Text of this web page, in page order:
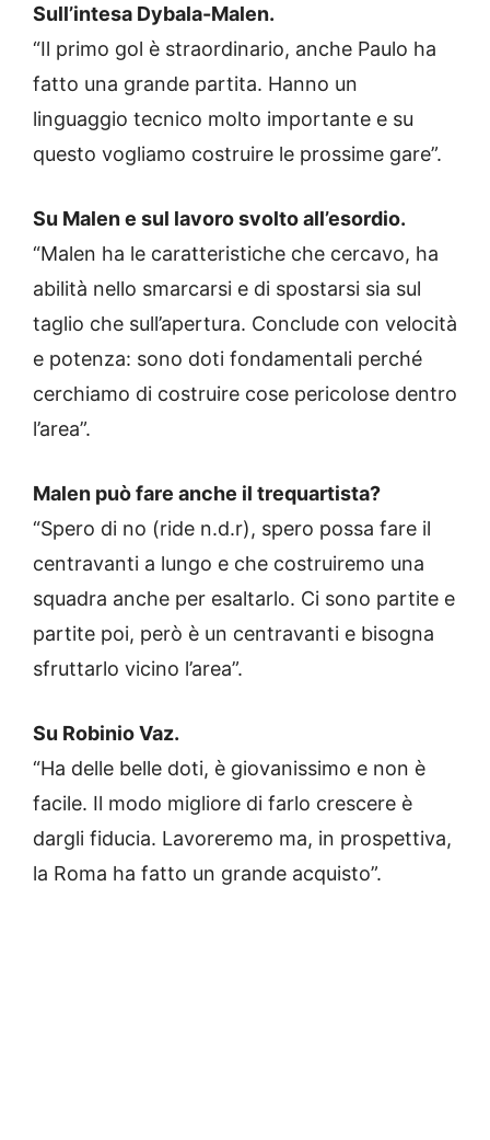
Sull’intesa Dybala-Malen.
“Il primo gol è straordinario, anche Paulo ha
fatto una grande partita. Hanno un
linguaggio tecnico molto importante e su
questo vogliamo costruire le prossime gare”.
Su Malen e sul lavoro svolto all’esordio.
“Malen ha le caratteristiche che cercavo, ha
abilità nello smarcarsi e di spostarsi sia sul
taglio che sull’apertura. Conclude con velocità
e potenza: sono doti fondamentali perché
cerchiamo di costruire cose pericolose dentro
l’area”.
Malen può fare anche il trequartista?
“Spero di no (ride n.d.r), spero possa fare il
centravanti a lungo e che costruiremo una
squadra anche per esaltarlo. Ci sono partite e
partite poi, però è un centravanti e bisogna
sfruttarlo vicino l’area”.
Su Robinio Vaz.
“Ha delle belle doti, è giovanissimo e non è
facile. Il modo migliore di farlo crescere è
dargli fiducia. Lavoreremo ma, in prospettiva,
la Roma ha fatto un grande acquisto”.